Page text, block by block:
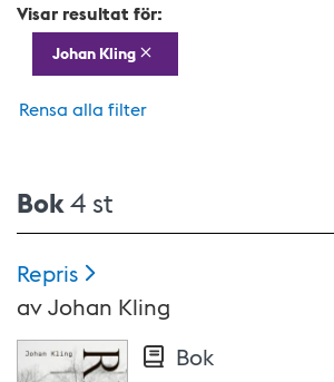
Visar resultat för:
Johan Kling
Rensa alla filter
Bok4 st
Repris
avJohan Kling
Bok